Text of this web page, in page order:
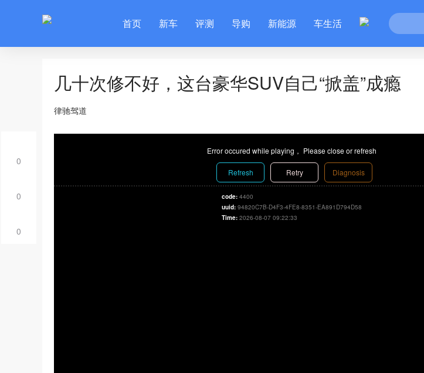
首页 新车 评测 导购 新能源 车生活
0
0
0
几十次修不好，这台豪华SUV自己“掀盖”成瘾
律驰驾道
Error occured while playing， Please close or refresh
Refresh Retry Diagnosis
code: 4400
uuid: 94820C7B-D4F3-4FE8-8351-EA891D794D58
Time: 2026-08-07 09:22:33